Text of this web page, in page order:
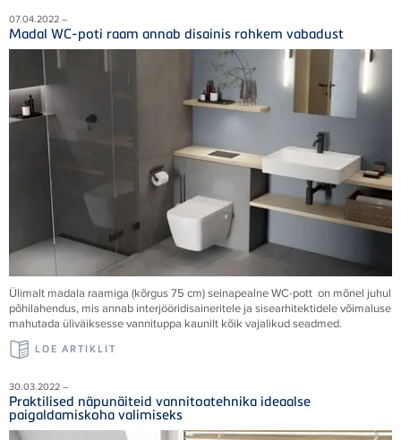
07.04.2022 –
Madal WC-poti raam annab disainis rohkem vabadust
Ülimalt madala raamiga (kõrgus 75 cm) seinapealne WC-pott on mõnel juhul
põhilahendus, mis annab interjööridisaineritele ja sisearhitektidele võimaluse
mahutada üliväiksesse vannituppa kaunilt kõik vajalikud seadmed.
LOE ARTIKLIT
30.03.2022 –
Praktilised näpunäiteid vannitoatehnika ideaalse
paigaldamiskoha valimiseks